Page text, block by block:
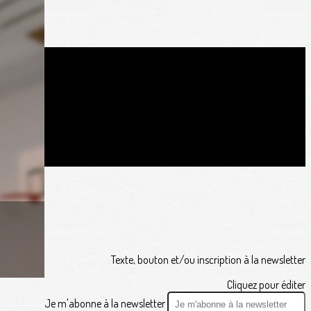
Texte, bouton et/ou inscription à la newsletter
Cliquez pour éditer
Je m'abonne à la newsletter